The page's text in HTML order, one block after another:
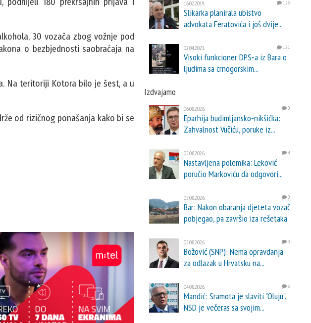
30 vozača zbog vožnje pod
o bezbjednosti saobraćaja na
Na teritoriji Kotora bilo je šest, a u
od rizičnog ponašanja kako bi se
16.02.2019. 123
Slikarka planirala ubistvo
advokata Feratovića i još dvije...
02.04.2021. 121
Visoki funkcioner DPS-a iz Bara o
ljudima sa crnogorskim...
Izdvajamo
06.08.2026. 0
Eparhija budimljansko-nikšićka:
Zahvalnost Vučiću, poruke iz...
05.08.2026. 4
Nastavljena polemika: Leković
poručio Markoviću da odgovori...
05.08.2026. 0
Bar: Nakon obaranja djeteta vozač
pobjegao, pa završio iza rešetaka
05.08.2026. 0
Božović (SNP): Nema opravdanja
za odlazak u Hrvatsku na...
04.08.2026. 6
Mandić: Sramota je slaviti "Oluju",
NSD je večeras sa svojim...